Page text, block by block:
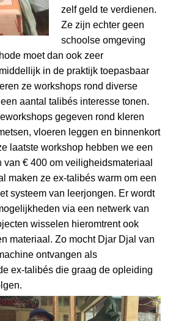
zelf geld te verdienen.
Ze zijn echter geen
schoolse omgeving
moet dan ook zeer
in de praktijk toepasbaar
ze workshops rond diverse
aantal talibés interesse tonen.
gegeven rond kleren
vloeren leggen en binnenkort
laatste workshop hebben we een
van € 400 om veiligheidsmateriaal
maken ze ex-talibés warm om een
systeem van leerjongen. Er wordt
via een netwerk van
wisselen hieromtrent ook
materiaal. Zo mocht Djar Djal van
ontvangen als
ex-talibés die graag de opleiding